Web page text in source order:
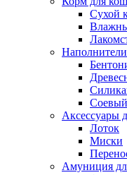
Сухой
Наполнители
Аксессуары
Лоток
Миски
Амуниция